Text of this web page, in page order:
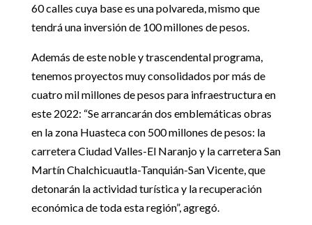
60 calles cuya base es una polvareda, mismo que
tendrá una inversión de 100 millones de pesos.
Además de este noble y trascendental programa,
tenemos proyectos muy consolidados por más de
cuatro mil millones de pesos para infraestructura en
este 2022: “Se arrancarán dos emblemáticas obras
en la zona Huasteca con 500 millones de pesos: la
carretera Ciudad Valles-El Naranjo y la carretera San
Martín Chalchicuautla-Tanquián-San Vicente, que
detonarán la actividad turística y la recuperación
económica de toda esta región”, agregó.